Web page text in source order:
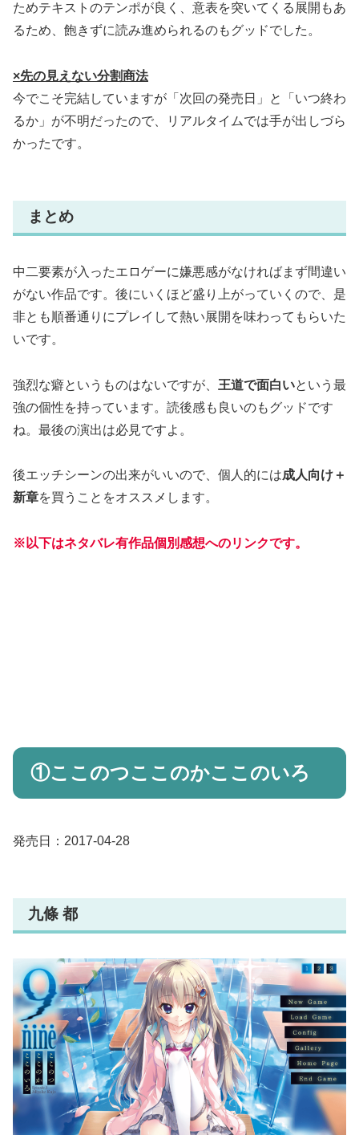
ためテキストのテンポが良く、意表を突いてくる展開もあ
るため、飽きずに読み進められるのもグッドでした。
×先の見えない分割商法
今でこそ完結していますが「次回の発売日」と「いつ終わ
るか」が不明だったので、リアルタイムでは手が出しづら
かったです。
まとめ
中二要素が入ったエロゲーに嫌悪感がなければまず間違い
がない作品です。後にいくほど盛り上がっていくので、是
非とも順番通りにプレイして熱い展開を味わってもらいた
いです。
強烈な癖というものはないですが、 王道で面白いという最
強の個性を持っています。読後感も良いのもグッドです
ね。最後の演出は必見ですよ。
後エッチシーンの出来がいいので、個人的には成人向け＋
新章を買うことをオススメします。
※以下はネタバレ有作品個別感想へのリンクです。
①ここのつここのかここのいろ
発売日：2017-04-28
九條 都